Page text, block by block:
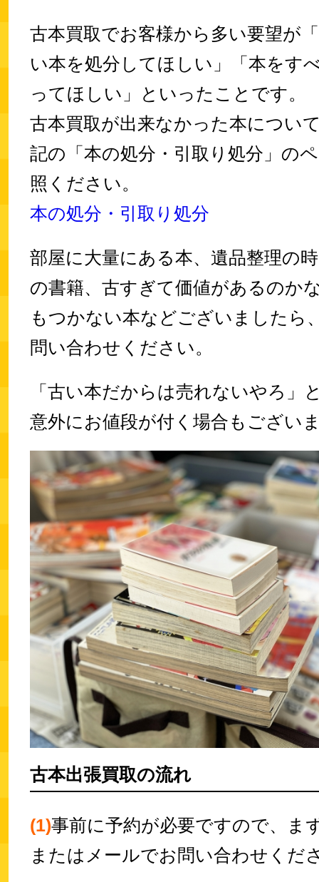
古本買取でお客様から多い要望が
い本を処分してほしい」「本をす
ってほしい」といったことです。
古本買取が出来なかった本につい
記の「本の処分・引取り処分」の
照ください。
本の処分・引取り処分
部屋に大量にある本、遺品整理の
の書籍、古すぎて価値があるのか
もつかない本などございましたら
問い合わせください。
「古い本だからは売れないやろ」
意外にお値段が付く場合もござい
古本出張買取の流れ
(1)事前に予約が必要ですので、ま
またはメールでお問い合わせくだ